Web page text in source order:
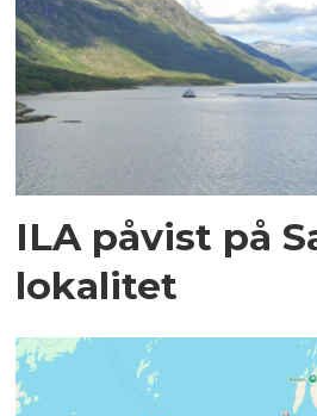
ILA påvist på
lokalitet